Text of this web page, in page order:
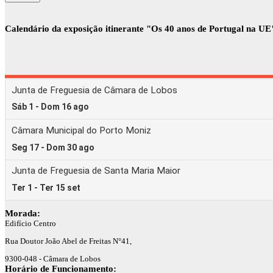
Calendário da exposição itinerante "Os 40 anos de Portugal na
Morada:
Edifício Centro
Rua Doutor João Abel de Freitas N°41,
9300-048 - Câmara de Lobos
Horário de Funcionamento: